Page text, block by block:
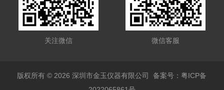
关注微信 微信客服
版权所有 © 2026 深圳市金玉仪器有限公司备案号：粤ICP备